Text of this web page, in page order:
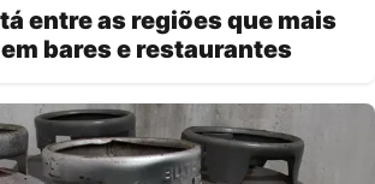
entre as regiões que mais
bares e restaurantes